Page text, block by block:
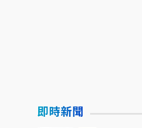
即時新聞